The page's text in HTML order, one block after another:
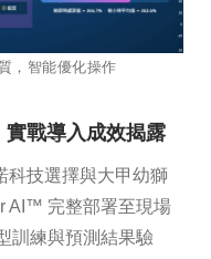
，智能優化操作
戰導入成效揭露
科技選擇與大甲幼獅
AI™ 完整部署至現場
訓練與預測結果驗